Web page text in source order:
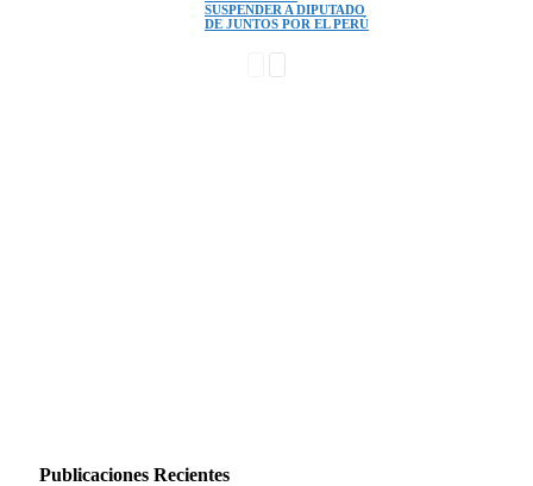
SUSPENDER A DIPUTADO
DE JUNTOS POR EL PERÚ
Publicaciones Recientes